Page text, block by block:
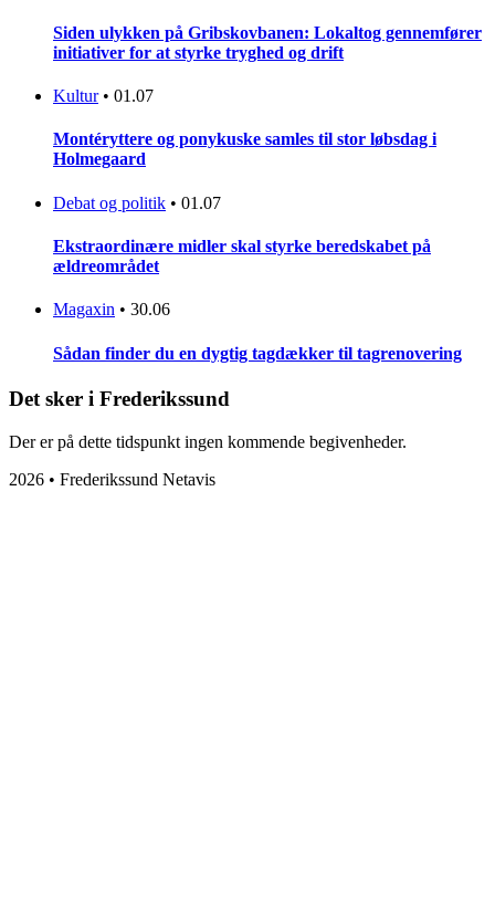
Siden ulykken på Gribskovbanen: Lokaltog gennemfører
initiativer for at styrke tryghed og drift
Kultur • 01.07
Montéryttere og ponykuske samles til stor løbsdag i
Holmegaard
Debat og politik • 01.07
Ekstraordinære midler skal styrke beredskabet på
ældreområdet
Magaxin • 30.06
Sådan finder du en dygtig tagdækker til tagrenovering
Det sker i Frederikssund
Der er på dette tidspunkt ingen kommende begivenheder.
2026 • Frederikssund Netavis